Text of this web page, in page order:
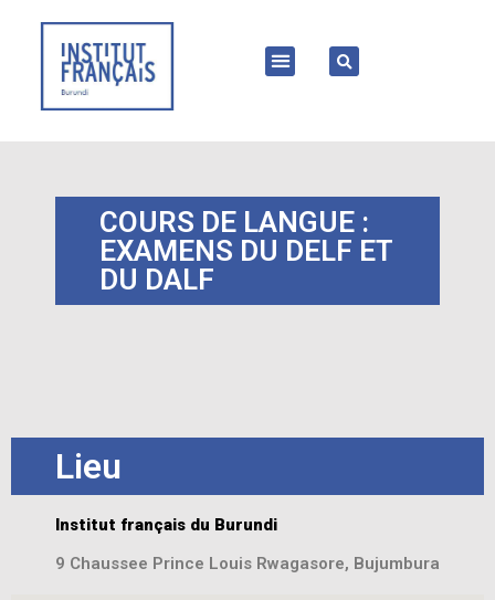
COURS DE LANGUE :
EXAMENS DU DELF ET
DU DALF
Lieu
Institut français du Burundi
9 Chaussee Prince Louis Rwagasore, Bujumbura